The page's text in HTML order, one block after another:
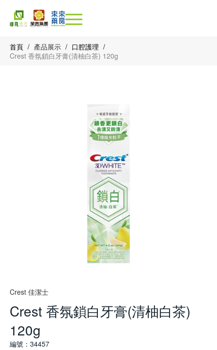
首頁 / 產品展示 / 口腔護理 /
Crest 香氛鎖白牙膏(清柚白茶) 120g
Crest 佳潔士
Crest 香氛鎖白牙膏(清柚白茶)
120g
編號：34457